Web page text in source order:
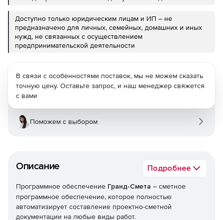
Доступно только юридическим лицам и ИП – не
предназначено для личных, семейных, домашних и иных
нужд, не связанных с осуществлением
предпринимательской деятельности
Описание Подробнее
Программное обеспечение Гранд-Смета – сметное
программное обеспечение, которое полностью
автоматизирует составление проектно-сметной
документации на любые виды работ.
В связи с особенностями поставок, мы не можем сказать
точную цену. Оставьте запрос, и наш менеджер свяжется
с вами
Поможем с выбором